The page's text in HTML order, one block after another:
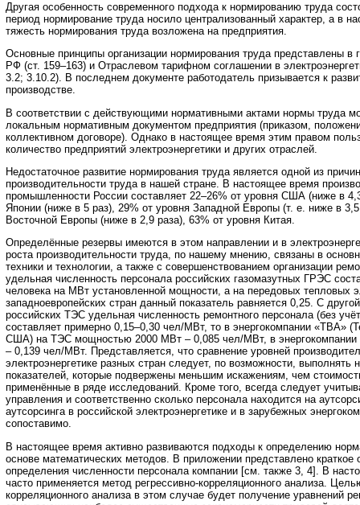
Другая особенность современного подхода к нормированию труда
период нормирование труда носило централизованный характер, а в
тяжесть нормирования труда возложена на предприятия.
Основные принципы организации нормирования труда представлены в
РФ (ст. 159–163) и Отраслевом тарифном соглашении в
3.2; 3.10.2). В последнем документе работодатель призывается к
производстве.
В соответствии с действующими нормативными актами нормы труда
локальным нормативным документом предприятия (приказом,
коллективном договоре). Однако в настоящее время этим правом
количество предприятий электроэнергетики и других отраслей.
Недостаточное развитие нормирования труда является одной из
производительности труда в нашей стране. В настоящее время
промышленности России составляет 22–26% от уровня США (ниже в
Японии (ниже в 5 раз), 29% от уровня Западной Европы (т. е. ниже в
Восточной Европы (ниже в 2,9 раза), 63% от уровня Китая.
Определённые резервы имеются в этом направлении и в
роста производительности труда, по нашему мнению, связаны в
техники и технологии, а также с совершенствованием организации
удельная численность персонала российских газомазутных ГРЭС
человека на МВт установленной мощности, а на передовых тепловых
западноевропейских стран данный показатель равняется 0,25. С
российских ТЭС удельная численность ремонтного персонала (без
составляет примерно 0,15–0,30 чел/МВт, то в энергокомпании «TBA»
США) на ТЭС мощностью 2000 МВт – 0,085 чел/МВт, в энергокомпании
– 0,139 чел/МВт. Представляется, что сравнение уровней
электроэнергетике разных стран следует, по возможности, выполнять
показателей, которые подвержены меньшим искажениям, чем
применённые в ряде исследований. Кроме того, всегда следует
управления и соответственно сколько персонала находится на
аутсорсинга в российской электроэнергетике и в зарубежных
сопоставимо.
В настоящее время активно развиваются подходы к определению
основе математических методов. В приложении представлено краткое
определения численности персонала компании [см. также 3, 4]. В
часто применяется метод регрессивно-корреляционного анализа.
корреляционного анализа в этом случае будет получение уравнений